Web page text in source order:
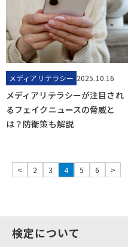
メディアリテラシー 2025.10.16
メディアリテラシーが注目され
るフェイクニュースの脅威と
は？防衛策も解説
< 2 3 4 5 6 >
検定について